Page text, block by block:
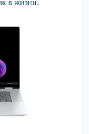
в жизни.